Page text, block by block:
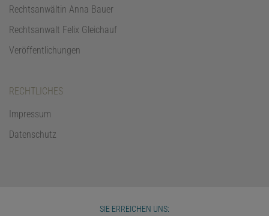
Rechtsanwältin Anna Bauer
Rechtsanwalt Felix Gleichauf
Veröffentlichungen
RECHTLICHES
Impressum
Datenschutz
SIE ERREICHEN UNS: